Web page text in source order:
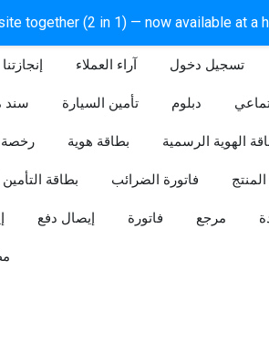
together (2 in 1) — now available at a
إنجازتنا آراء العملاء تسجيل دخول​
سند تأمين السيارة دبلوم
رخصة بطاقة هوية الهوية الرسمية
بطاقة فاتورة الضرائب
إيصال دفع فاتورة مرجع